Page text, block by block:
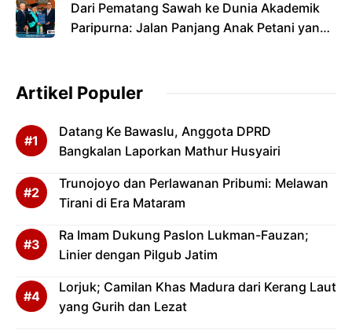
Dari Pematang Sawah ke Dunia Akademik
Paripurna: Jalan Panjang Anak Petani yang
Artikel Populer
Datang Ke Bawaslu, Anggota DPRD
Bangkalan Laporkan Mathur Husyairi
Trunojoyo dan Perlawanan Pribumi: Melawan
Tirani di Era Mataram
Ra Imam Dukung Paslon Lukman-Fauzan;
Linier dengan Pilgub Jatim
Lorjuk; Camilan Khas Madura dari Kerang Laut
yang Gurih dan Lezat